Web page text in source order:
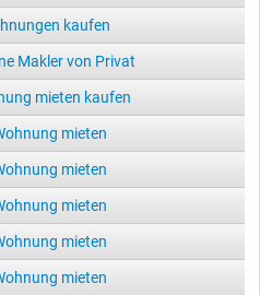
kaufen
Makler von Privat
mieten kaufen
mieten
mieten
mieten
mieten
mieten